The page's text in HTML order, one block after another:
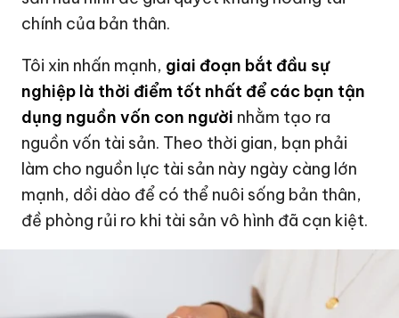
chính của bản thân.
Tôi xin nhấn mạnh, giai đoạn bắt đầu sự
nghiệp là thời điểm tốt nhất để các bạn tận
dụng nguồn vốn con người nhằm tạo ra
nguồn vốn tài sản. Theo thời gian, bạn phải
làm cho nguồn lực tài sản này ngày càng lớn
mạnh, dồi dào để có thể nuôi sống bản thân,
đề phòng rủi ro khi tài sản vô hình đã cạn kiệt.